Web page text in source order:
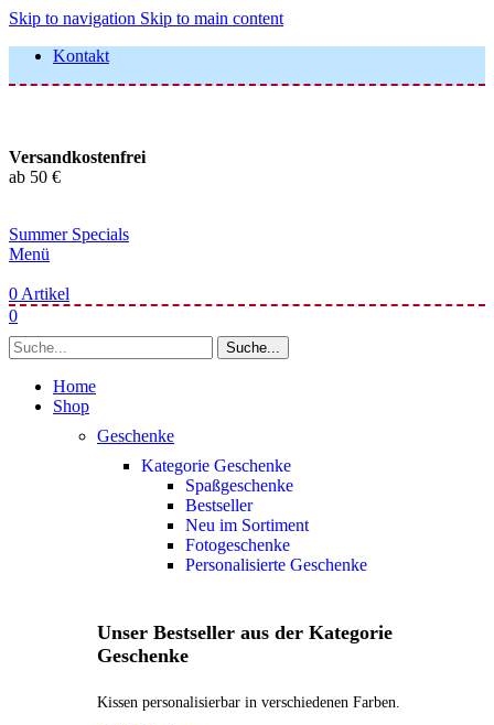
Skip to navigation Skip to main content
Kontakt
Versandkostenfrei
ab 50 €
Summer Specials
Menü
0 Artikel
0
Suche...
Home
Shop
Geschenke
Kategorie Geschenke
Spaßgeschenke
Bestseller
Neu im Sortiment
Fotogeschenke
Personalisierte Geschenke
Unser Bestseller aus der Kategorie
Geschenke
Kissen personalisierbar in verschiedenen Farben.